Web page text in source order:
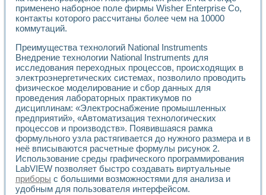
Проблемы повышения качества образования и
Развитие LabVIEW лабораторного практикума по
Разработка виртуальной лаборатории по электротехнике
Об опыте работы учебного центра «Технологии
Технологии NI в магистерской программе «Прикладная
Система диагностики двигателей постоянного тока
Автоматизированный стенд формирования
Лабораторный практикум по курсу ИИС на базе
Партнеры
Академические и отраслевые институты
Учебные заведения
Бизнес
Контакты
применено наборное поле фирмы Wisher Enterprise Co,
контакты которого рассчитаны более чем на 10000
коммутаций.
Преимущества технологий National Instruments
Внедрение технологии National Instruments для
исследования переходных процессов, происходящих в
электроэнергетических системах, позволило проводить
физическое моделирование и сбор данных для
проведения лабораторных практикумов по
дисциплинам: «Электроснабжение промышленных
предприятий», «Автоматизация технологических
процессов и производств». Появившаяся рамка
формульного узла растягивается до нужного размера и в
неё вписываются расчетные формулы рисунок 2.
Использование среды графического программирования
LabVIEW позволяет быстро создавать виртуальные
приборы с большими возможностями для анализа и
удобным для пользователя интерфейсом.